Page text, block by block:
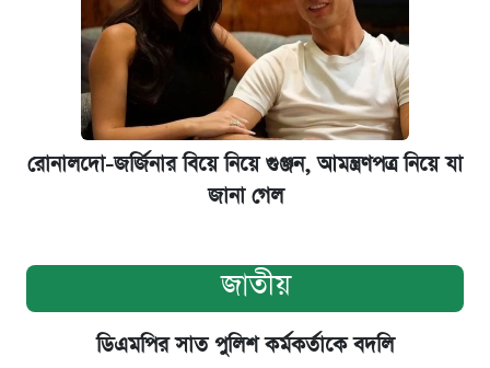
রোনালদো-জর্জিনার বিয়ে নিয়ে গুঞ্জন, আমন্ত্রণপত্র নিয়ে যা
জানা গেল
জাতীয়
ডিএমপির সাত পুলিশ কর্মকর্তাকে বদলি